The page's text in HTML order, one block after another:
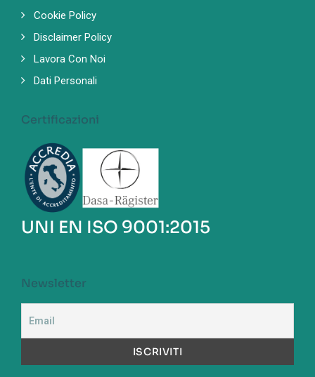
Cookie Policy
Disclaimer Policy
Lavora Con Noi
Dati Personali
Certificazioni
UNI EN ISO 9001:2015
Newsletter